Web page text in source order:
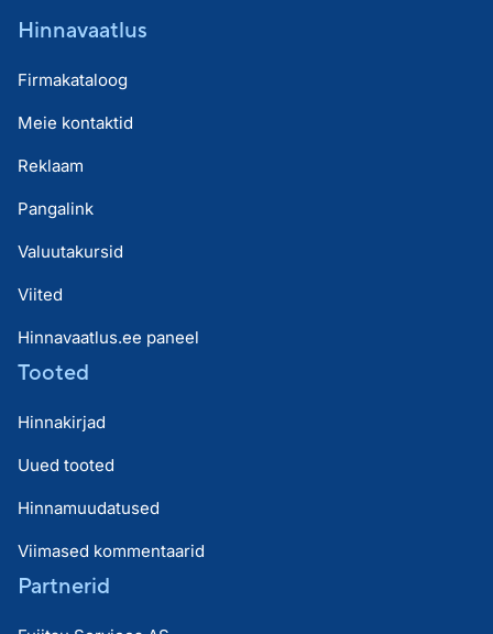
Hinnavaatlus
Firmakataloog
Meie kontaktid
Reklaam
Pangalink
Valuutakursid
Viited
Hinnavaatlus.ee paneel
Tooted
Hinnakirjad
Uued tooted
Hinnamuudatused
Viimased kommentaarid
Partnerid